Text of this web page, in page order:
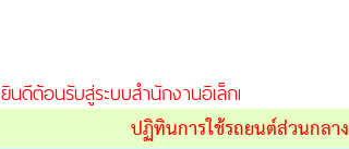
ยินดีต้อนรับสู่ระบบสำนักงานอิเล็กทรอนิกส์
ปฏิทินการใช้รถยนต์ส่วนกลาง